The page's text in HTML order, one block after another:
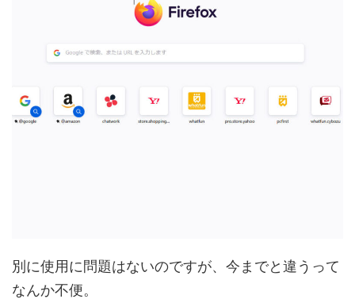
別に使用に問題はないのですが、今までと違うって
なんか不便。